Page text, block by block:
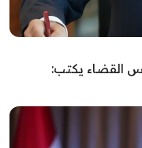
القضاء يكتب: